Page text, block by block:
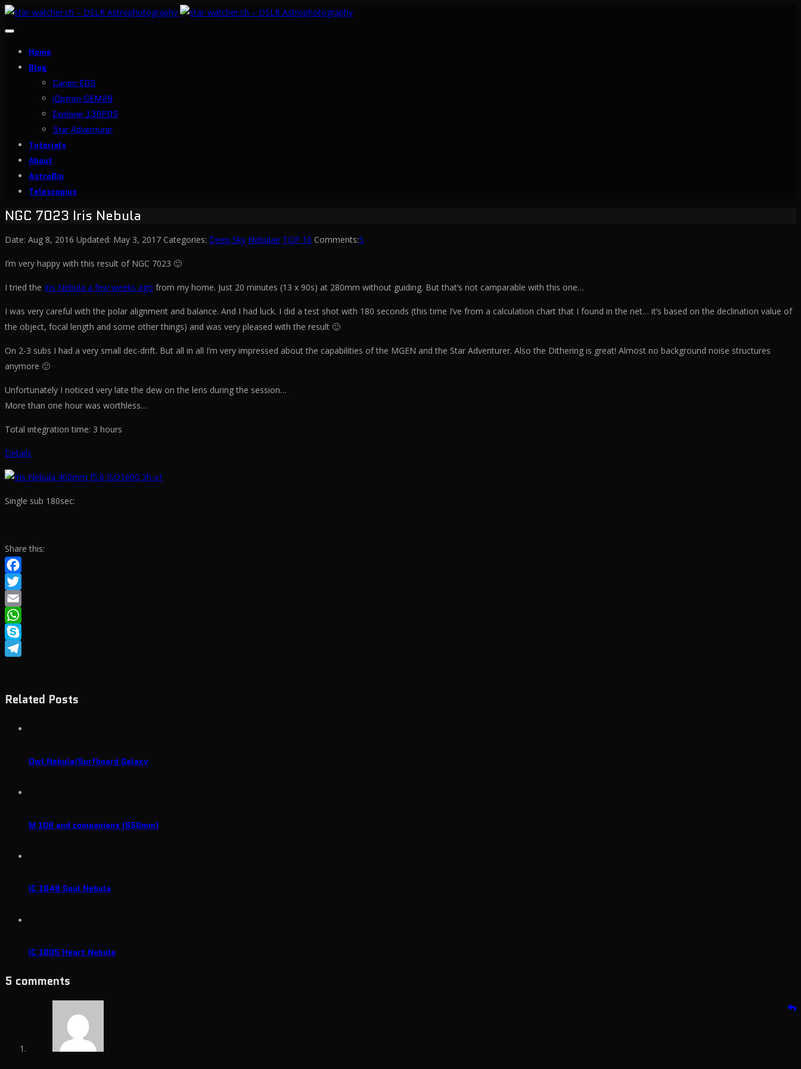
Toggle
Home
Blog
Canon EOS
iOptron GEM28
Explorer 130PDS
Star Adventurer
Tutorials
About
AstroBin
Telescopius
NGC 7023 Iris Nebula
Date: Aug 8, 2016 Updated: May 3, 2017 Categories: Deep Sky Nebulae TOP 10 Comments:5
I’m very happy with this result of NGC 7023 🙂
I tried the Iris Nebula a few weeks ago from my home. Just 20 minutes (13 x 90s) at 280mm without guiding. But that’s not camparable with this one…
I was very careful with the polar alignment and balance. And I had luck. I did a test shot with 180 seconds (this time I’ve from a calculation chart that I found in the net… it’s based on the declination value of
the object, focal length and some other things) and was very pleased with the result 🙂
On 2-3 subs I had a very small dec-drift. But all in all I’m very impressed about the capabilities of the MGEN and the Star Adventurer. Also the Dithering is great! Almost no background noise structures
anymore 🙂
Unfortunately I noticed very late the dew on the lens during the session…
More than one hour was worthless…
Total integration time: 3 hours
Details
Single sub 180sec:
Share this:
Facebook
Twitter
Email
WhatsApp
Skype
Related Posts
Owl Nebula/Surfboard Galaxy
M 106 and companions (650mm)
IC 1848 Soul Nebula
IC 1805 Heart Nebula
5 comments